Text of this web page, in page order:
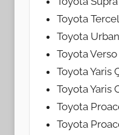
Toyota
Toyota
Toyota
Toyota Yaris
Toyota Yaris
Toyota
Toyota